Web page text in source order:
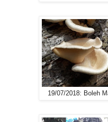
19/07/2018: Boleh